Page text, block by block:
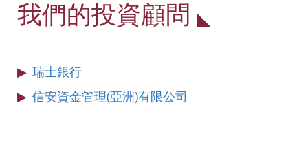
我們的投資顧問
▶ 瑞士銀行
▶ 信安資金管理(亞洲)有限公司